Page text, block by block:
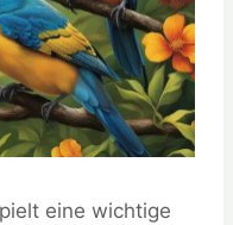
eine wichtige